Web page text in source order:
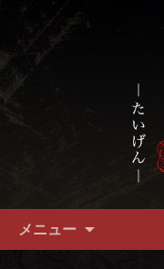
福岡市、
毛和牛を
畜産農家直送
の焼肉『泰元』
メニュー